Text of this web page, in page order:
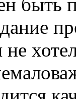
быть